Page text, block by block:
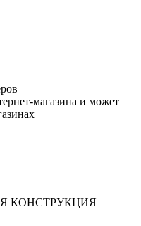
магазина и может
КОНСТРУКЦИЯ